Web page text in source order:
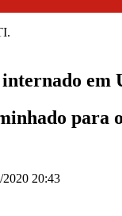
em
para
2020 20:43